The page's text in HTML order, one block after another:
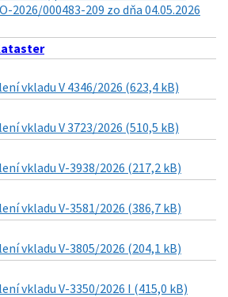
2026/000483-209 zo dňa 04.05.2026
vkladu V 4346/2026 (623,4 kB)
vkladu V 3723/2026 (510,5 kB)
vkladu V-3938/2026 (217,2 kB)
vkladu V-3581/2026 (386,7 kB)
vkladu V-3805/2026 (204,1 kB)
vkladu V-3350/2026 I (415,0 kB)